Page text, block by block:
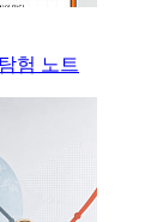
험 노트